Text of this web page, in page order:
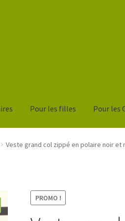
Pour les filles Pour les
Veste grand col zippé en polaire noir et
PROMO !